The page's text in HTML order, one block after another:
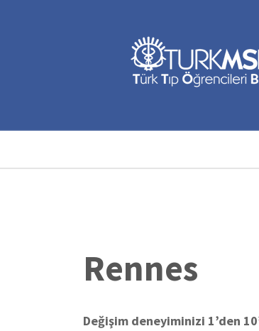
Sayfa
Rennes
Değişim deneyiminizi 1’den